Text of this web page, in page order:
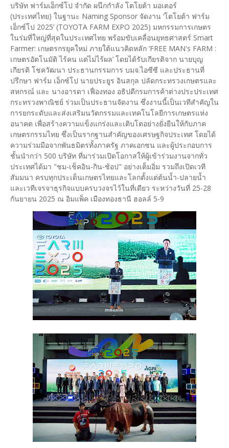
บริษัท ฟาร์มเอ็กซ์โป จำกัด ผนึกกำลัง โตโยต้า มอเตอร์
(ประเทศไทย) ในฐานะ Naming Sponsor จัดงาน ‘โตโยต้า ฟาร์ม
เอ็กซ์โป 2025’ (TOYOTA FARM EXPO 2025) มหกรรมการเกษตร
ในร่มที่ใหญ่ที่สุดในประเทศไทย พร้อมขับเคลื่อนยุทธศาสตร์ Smart
Farmer: เกษตรกรยุคใหม่ ภายใต้แนวคิดหลัก ‘FREE MAN's FARM :
เกษตรอัตโนมัติ ไร้คน แต่ไม่ไร้ผล’ โดยได้รับเกียรติจาก นายบุญ
เกียรติ โชควัฒนา ประธานกรรมการ บมจ.ไอซีซี และประธานที่
ปรึกษา ฟาร์ม เอ็กซ์โป นายประยูร อินสกุล ปลัดกระทรวงเกษตรและ
สหกรณ์ และ นางอารดา เฟื่องทอง อธิปดีกรมการค้าต่างประประเทศ
กระทรวงพาณิชย์ ร่วมเป็นประธานจัดงาน ซึ่งงานนี้เป็นเวทีสำคัญใน
การยกระดับและส่งเสริมนวัตกรรมและเทคโนโลยีการเกษตรแห่ง
อนาคต เพื่อสร้างความแข็งแกร่งและเติบโตอย่างยั่งยืนให้กับภาค
เกษตรกรรมไทย ซึ่งเป็นรากฐานสำคัญของเศรษฐกิจประเทศ โดยได้
ความร่วมมือจากพันธมิตรทั้งภาครัฐ ภาคเอกชน และผู้ประกอบการ
ชั้นนำกว่า 500 บริษัท ที่มาร่วมเปิดโอกาสให้ผู้เข้าร่วมงานจากทั่ว
ประเทศได้มา "ชม-เช็คอิน-กิน-ช้อป" อย่างเต็มอิ่ม รวมถึงเปิดเวที
สัมมนา ครบทุกประเด็นเกษตรไทยและโลกตั้งแต่ต้นน้ำ-ปลายน้ำ
และเวทีเจรจาธุรกิจแบบครบวงจรไว้ในที่เดียว ระหว่างวันที่ 25-28
กันยายน 2025 ณ อิมแพ็ค เมืองทองธานี ฮอลล์ 5-9